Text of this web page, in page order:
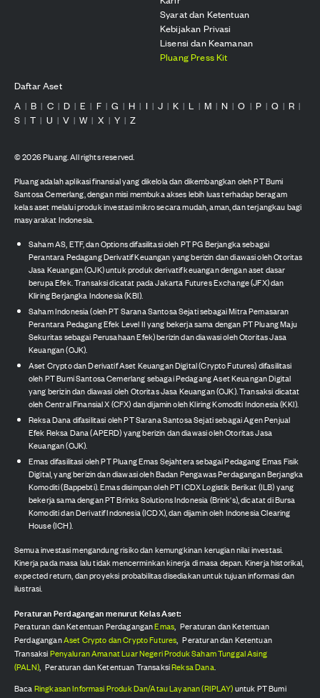
Syarat dan Ketentuan
Kebijakan Privasi
Lisensi dan Keamanan
Pluang Press Kit
Daftar Aset
A | B | C | D | E | F | G | H | I | J | K | L | M | N | O | P | Q | R |
S | T | U | V | W | X | Y | Z
©2026Pluang. All rights reserved.
Pluang adalah aplikasi finansial yang dikelola dan dikembangkan oleh PT Bumi
Santosa Cemerlang, dengan misi membuka akses lebih luas terhadap beragam
kelas aset melalui produk investasi mikro secara mudah, aman, dan terjangkau bagi
masyarakat Indonesia.
Saham AS, ETF, dan Options difasilitasi oleh PT PG Berjangka sebagai
Perantara Pedagang Derivatif Keuangan yang berizin dan diawasi oleh Otoritas
Jasa Keuangan (OJK) untuk produk derivatif keuangan dengan aset dasar
berupa Efek. Transaksi dicatat pada Jakarta Futures Exchange (JFX) dan
Kliring Berjangka Indonesia (KBI).
Saham Indonesia (oleh PT Sarana Santosa Sejati sebagai Mitra Pemasaran
Perantara Pedagang Efek Level II yang bekerja sama dengan PT Pluang Maju
Sekuritas sebagai Perusahaan Efek) berizin dan diawasi oleh Otoritas Jasa
Keuangan (OJK).
Aset Crypto dan Derivatif Aset Keuangan Digital (Crypto Futures) difasilitasi
oleh PT Bumi Santosa Cemerlang sebagai Pedagang Aset Keuangan Digital
yang berizin dan diawasi oleh Otoritas Jasa Keuangan (OJK). Transaksi dicatat
oleh Central Finansial X (CFX) dan dijamin oleh Kliring Komoditi Indonesia (KKI).
Reksa Dana difasilitasi oleh PT Sarana Santosa Sejati sebagai Agen Penjual
Efek Reksa Dana (APERD) yang berizin dan diawasi oleh Otoritas Jasa
Keuangan (OJK).
Emas difasilitasi oleh PT Pluang Emas Sejahtera sebagai Pedagang Emas Fisik
Digital, yang berizin dan diawasi oleh Badan Pengawas Perdagangan Berjangka
Komoditi (Bappebti). Emas disimpan oleh PT ICDX Logistik Berikat (ILB) yang
bekerja sama dengan PT Brinks Solutions Indonesia (Brink's), dicatat di Bursa
Komoditi dan Derivatif Indonesia (ICDX), dan dijamin oleh Indonesia Clearing
House (ICH).
Semua investasi mengandung risiko dan kemungkinan kerugian nilai investasi.
Kinerja pada masa lalu tidak mencerminkan kinerja di masa depan. Kinerja historikal,
expected return, dan proyeksi probabilitas disediakan untuk tujuan informasi dan
ilustrasi.
Peraturan Perdagangan menurut Kelas Aset:
Peraturan dan Ketentuan PerdaganganEmas, Peraturan dan Ketentuan
PerdaganganAset Crypto dan Crypto Futures, Peraturan dan Ketentuan
TransaksiPenyaluran Amanat Luar Negeri Produk Saham Tunggal Asing
(PALN), Peraturan dan Ketentuan TransaksiReksa Dana.
BacaRingkasan Informasi Produk Dan/Atau Layanan (RIPLAY)untuk PT Bumi